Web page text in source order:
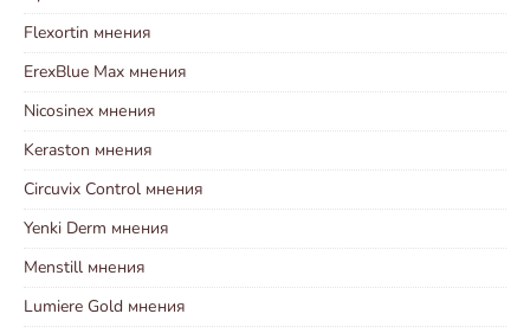
Flexortin мнения
ErexBlue Max мнения
Nicosinex мнения
Keraston мнения
Circuvix Control мнения
Yenki Derm мнения
Menstill мнения
Lumiere Gold мнения